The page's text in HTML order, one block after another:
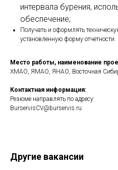
интервала бурения,
обеспечение;
Получать и оформлять
установленную форму отчетности.
Место работы, наименование
ХМАО, ЯМАО, ЯНАО, Восточная
Контактная информация:
Резюме направлять по адресу:
BurservisCV@burservis.ru
Другие вакансии